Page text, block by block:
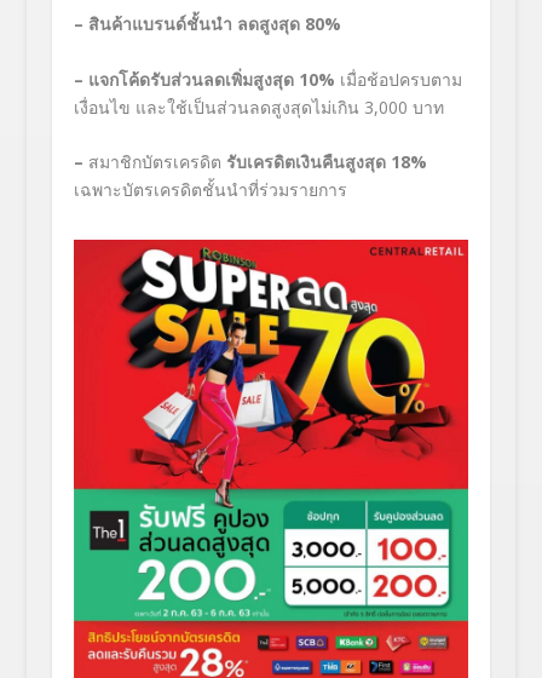
– สินค้าแบรนด์ชั้นนำ ลดสูงสุด 80%
– แจกโค้ดรับส่วนลดเพิ่มสูงสุด 10% เมื่อช้อปครบตาม
เงื่อนไข และใช้เป็นส่วนลดสูงสุดไม่เกิน 3,000 บาท
– สมาชิกบัตรเครดิต รับเครดิตเงินคืนสูงสุด 18%
เฉพาะบัตรเครดิตชั้นนำที่ร่วมรายการ